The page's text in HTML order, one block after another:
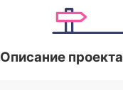
Описание проекта